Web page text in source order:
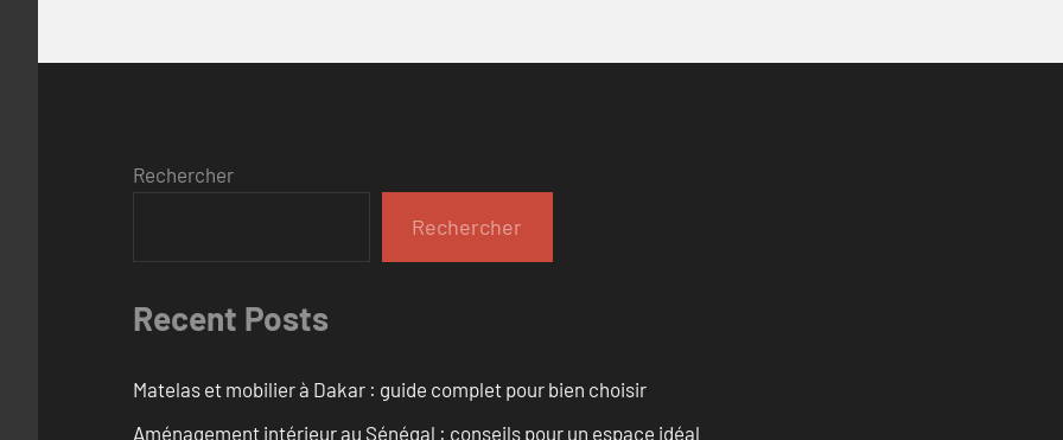
Rechercher
Rechercher
Recent Posts
Matelas et mobilier à Dakar : guide complet pour bien choisir
Aménagement intérieur au Sénégal : conseils pour un espace idéal